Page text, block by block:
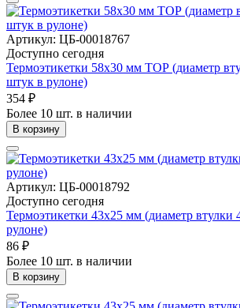
Артикул: ЦБ-00018767
Доступно сегодня
Термоэтикетки 58х30 мм ТОР (диаметр
штук в рулоне)
354 ₽
Более 10 шт. в наличии
В корзину
Артикул: ЦБ-00018792
Доступно сегодня
Термоэтикетки 43х25 мм (диаметр втулки
рулоне)
86 ₽
Более 10 шт. в наличии
В корзину